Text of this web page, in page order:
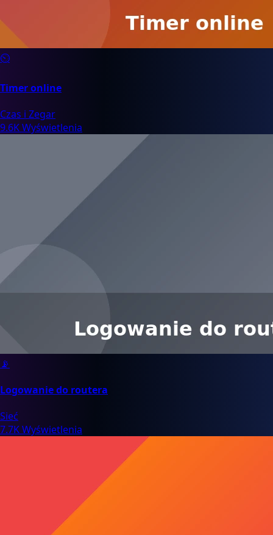
⏲️
Timer online
Czas i Zegar
9.6K Wyświetlenia
📡
Logowanie do routera
Sieć
7.7K Wyświetlenia